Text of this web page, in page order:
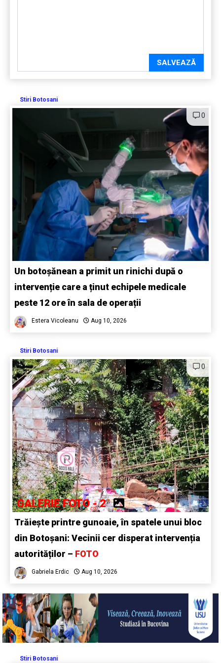
SALVEAZĂ
Stiri Botosani
0
Un botoșănean a primit un rinichi după o
intervenție care a ținut echipele medicale
peste 12 ore în sala de operații
Estera Vicoleanu Aug 10, 2026
Stiri Botosani
0
GALERIE FOTO - 2
Trăiește printre gunoaie, în spatele unui bloc
din Botoșani: Vecinii cer disperat intervenția
autorităților – FOTO
Gabriela Erdic Aug 10, 2026
Stiri Botosani